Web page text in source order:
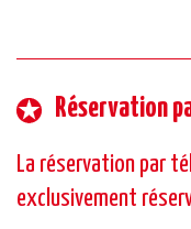
Réservation
La réservation par
exclusivement